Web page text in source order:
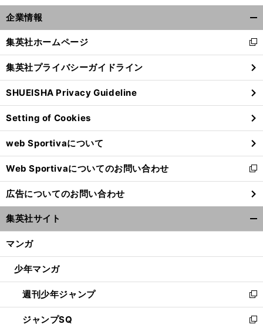
企業情報
閉
る
集英社ホームページ
新
し
い
ウ
ィ
ン
ド
ウ
で
開
く
集英社プライバシーガイドライン
SHUEISHA Privacy Guideline
Setting of Cookies
web Sportivaについて
Web Sportivaについてのお問い合わせ
新
し
い
ウ
ィ
ン
ウ
開
く
広告についてのお問い合わせ
集英社サイト
マンガ
少年マンガ
週刊少年ジャンプ
新
し
い
ジャンプSQ
新